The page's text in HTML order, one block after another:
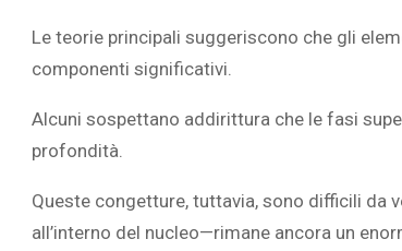
Le teorie principali suggeriscono che gli
componenti significativi.
Alcuni sospettano addirittura che le fasi
profondità.
Queste congetture, tuttavia, sono difficili da
all’interno del nucleo—rimane ancora un